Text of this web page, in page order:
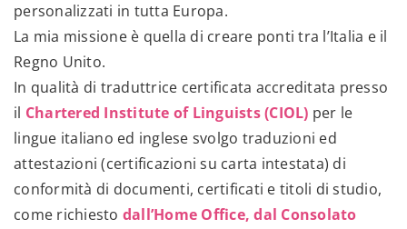
personalizzati in tutta Europa.
La mia missione è quella di creare ponti tra l’Italia e il
Regno Unito.
In qualità di traduttrice certificata accreditata presso
il Chartered Institute of Linguists (CIOL) per le
lingue italiano ed inglese svolgo traduzioni ed
attestazioni (certificazioni su carta intestata) di
conformità di documenti, certificati e titoli di studio,
come richiesto dall’Home Office, dal Consolato